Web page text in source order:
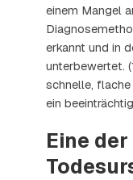
einem Mangel
erkannt und in
unterbewertet.
schnelle,
ein
Eine